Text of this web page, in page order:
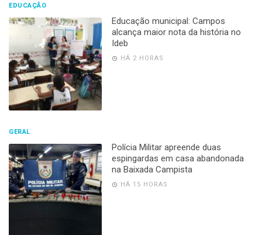
EDUCAÇÃO
Educação municipal: Campos
alcança maior nota da história no
Ideb
HÁ 2 HORAS
GERAL
Polícia Militar apreende duas
espingardas em casa abandonada
na Baixada Campista
HÁ 15 HORAS